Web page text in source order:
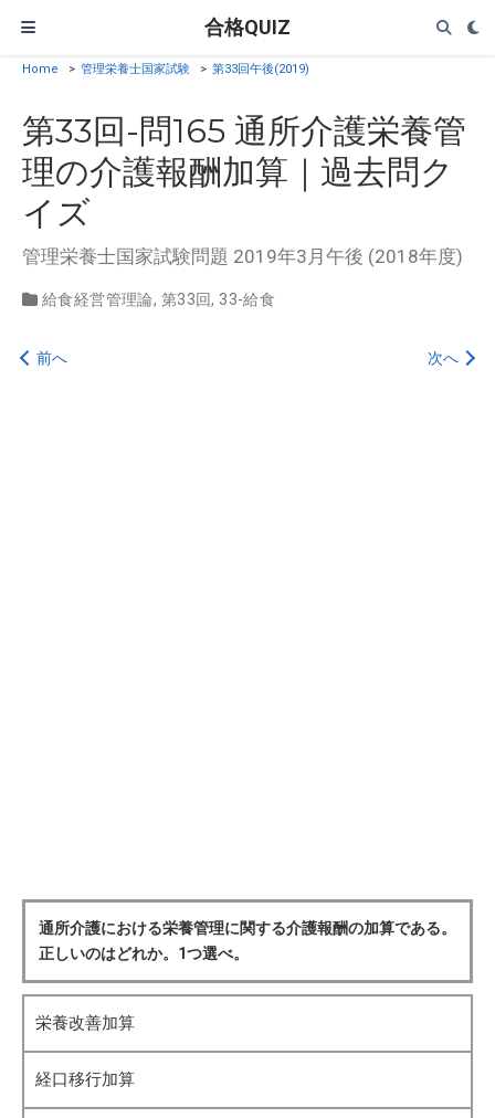
合格QUIZ
Home > 管理栄養士国家試験 > 第33回午後(2019)
第33回-問165 通所介護栄養管
理の介護報酬加算｜過去問ク
イズ
管理栄養士国家試験問題 2019年3月午後 (2018年度)
給食経営管理論, 第33回, 33-給食
次へ
前へ
通所介護における栄養管理に関する介護報酬の加算である。
正しいのはどれか。1つ選べ。
栄養改善加算
経口移行加算